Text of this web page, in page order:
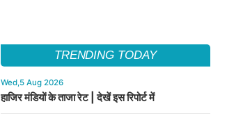
TRENDING TODAY
Wed,5 Aug 2026
हाजिर मंडियों के ताजा रेट | देखें इस रिपोर्ट में